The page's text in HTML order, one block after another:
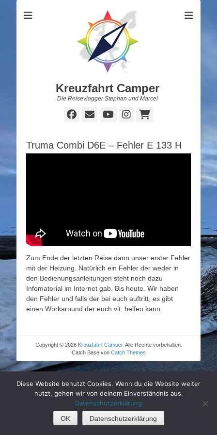
Kreuzfahrt Camper
Die Reisevlogger Stephan und Marcel
Facebook
E-
YouTube
Instagram
Warenkorb
Truma Combi D6E – Fehler E 133 H
Zum Ende der letzten Reise dann unser erster Fehler
mit der Heizung. Natürlich ein Fehler der weder in
den Bedienungsanleitungen steht noch dazu
Infomaterial im Internet gab. Bis heute. Wir haben
den Fehler und falls der bei euch auftritt, es gibt
einen Workaround der euch vlt. helfen kann.
Copyright © 2026 Kreuzfahrt Camper. Alle Rechte vorbehalten.
Catch Base von Catch Themes
Diese Website benutzt Cookies. Wenn du die Website weiter
nutzt, gehen wir von deinem Einverständnis aus.
Datenschutzerklärung
OK Datenschutzerklärung